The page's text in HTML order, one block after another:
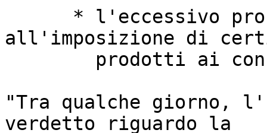
all'imposizione di
"Tra qualche giorno,
verdetto riguardo la